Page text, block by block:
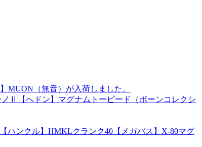
MUON（無音）が入荷しました。
ノⅡ【へドン】マグナムトーピード（ボーンコレクシ
ハンクル】HMKLクランク40【メガバス】X-80マグ